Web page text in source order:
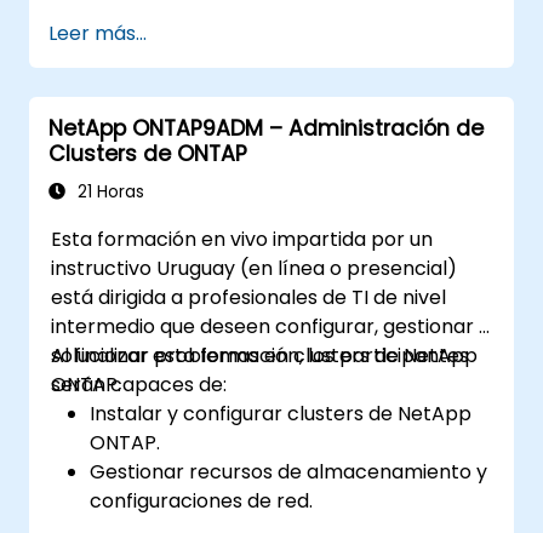
Leer más...
NetApp ONTAP9ADM – Administración de
Clusters de ONTAP
21 Horas
Esta formación en vivo impartida por un
instructivo Uruguay (en línea o presencial)
está dirigida a profesionales de TI de nivel
intermedio que deseen configurar, gestionar y
solucionar problemas en clusters de NetApp
ONTAP.
Al finalizar esta formación, los participantes
serán capaces de:
Instalar y configurar clusters de NetApp
ONTAP.
Gestionar recursos de almacenamiento y
configuraciones de red.